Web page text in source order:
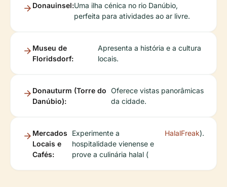
Donauinsel:Uma ilha cénica no rio Danúbio,
perfeita para atividades ao ar livre.
Museu de
Floridsdorf:
Apresenta a história e a cultura
locais.
Donauturm (Torre do
Danúbio):
Oferece vistas panorâmicas
da cidade.
Mercados
Locais e
Cafés:
Experimente a
hospitalidade vienense e
prove a culinária halal (
HalalFreak).